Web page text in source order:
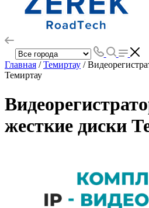
Главная /Темиртау /
Темиртау
жесткие диски